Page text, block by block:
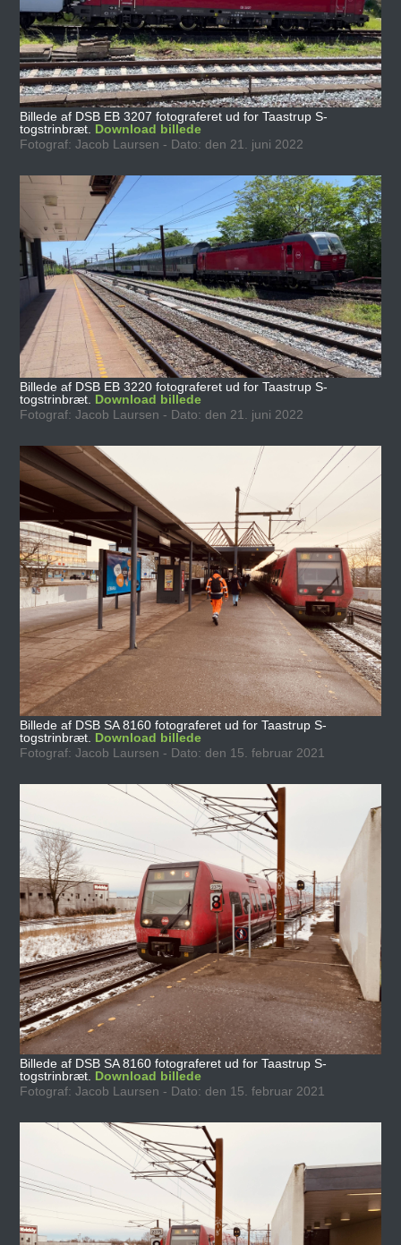
Billede af DSB EB 3207 fotograferet ud for Taastrup S-
togstrinbræt. Download billede
Fotograf: Jacob Laursen - Dato: den 21. juni 2022
Billede af DSB EB 3220 fotograferet ud for Taastrup S-
togstrinbræt. Download billede
Fotograf: Jacob Laursen - Dato: den 21. juni 2022
Billede af DSB SA 8160 fotograferet ud for Taastrup S-
togstrinbræt. Download billede
Fotograf: Jacob Laursen - Dato: den 15. februar 2021
Billede af DSB SA 8160 fotograferet ud for Taastrup S-
togstrinbræt. Download billede
Fotograf: Jacob Laursen - Dato: den 15. februar 2021